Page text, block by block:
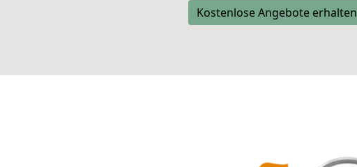
Kostenlose Angebote erhalten